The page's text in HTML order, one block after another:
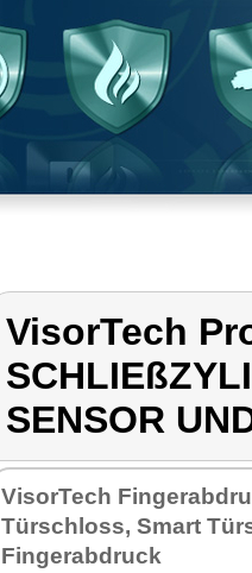
VisorTech
SENSOR
VisorTech
Türschloss, Smart
Fingerabdruck